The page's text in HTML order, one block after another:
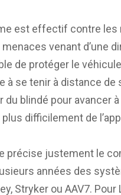
est effectif contre les
venant d’une
de protéger le
à se tenir à distance
du blindé pour avancer
difficilement de
précise justement le
années des
Stryker ou AAV7.